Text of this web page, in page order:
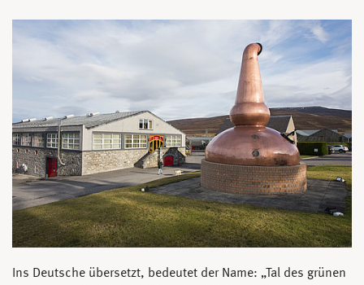
Ins Deutsche übersetzt, bedeutet der Name: „Tal des grünen